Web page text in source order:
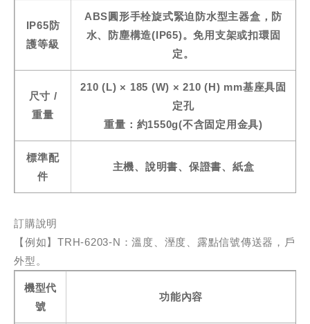
IP65防
護等級
ABS圓形手栓旋式緊迫防水型主器盒，防
水、防塵構造(IP65)。免用支架或扣環固
定。
尺寸 /
重量
210 (L) × 185 (W) × 210 (H) mm基座具固
定孔
重量：約1550g(不含固定用金具)
標準配
件
主機、說明書、保證書、紙盒
訂購說明
【例如】TRH-6203-N：溫度、溼度、露點信號傳送器，戶
外型。
機型代
號
功能內容